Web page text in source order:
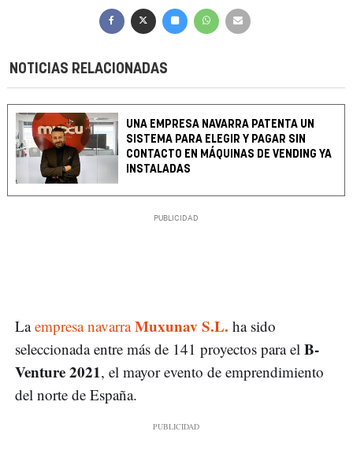
NOTICIAS RELACIONADAS
UNA EMPRESA NAVARRA PATENTA UN
SISTEMA PARA ELEGIR Y PAGAR SIN
CONTACTO EN MÁQUINAS DE VENDING YA
INSTALADAS
Laempresa navarraMuxunav S.L. ha sido
seleccionada entre más de 141 proyectos para el B-
Venture 2021, el mayor evento de emprendimiento
del norte de España.